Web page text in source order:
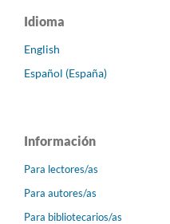
Idioma
English
Español (España)
Información
Para lectores/as
Para autores/as
Para bibliotecarios/as